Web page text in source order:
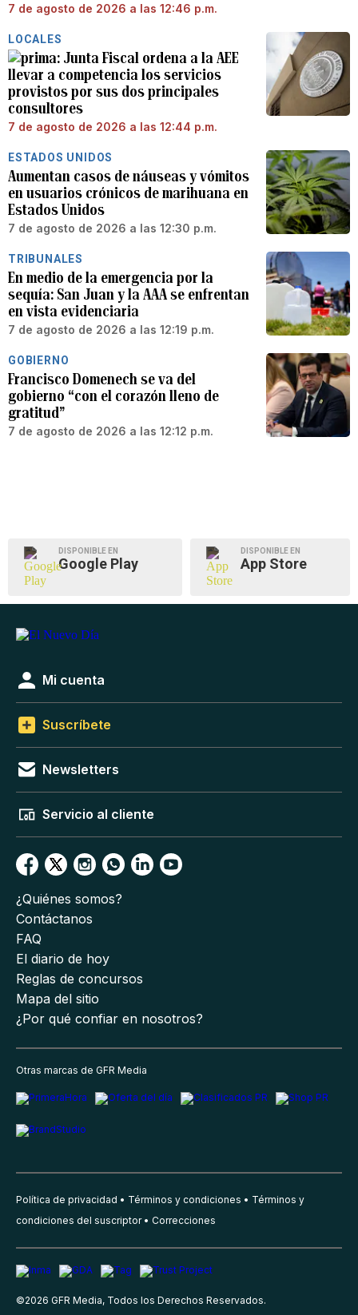
7 de agosto de 2026 a las 12:46 p.m.
LOCALES
Junta Fiscal ordena a la AEE
llevar a competencia los servicios
provistos por sus dos principales
consultores
7 de agosto de 2026 a las 12:44 p.m.
ESTADOS UNIDOS
Aumentan casos de náuseas y vómitos
en usuarios crónicos de marihuana en
Estados Unidos
7 de agosto de 2026 a las 12:30 p.m.
TRIBUNALES
En medio de la emergencia por la
sequía: San Juan y la AAA se enfrentan
en vista evidenciaria
7 de agosto de 2026 a las 12:19 p.m.
GOBIERNO
Francisco Domenech se va del
gobierno “con el corazón lleno de
gratitud”
7 de agosto de 2026 a las 12:12 p.m.
DISPONIBLE EN
Google Play
DISPONIBLE EN
App Store
Mi cuenta
Suscríbete
Newsletters
Servicio al cliente
¿Quiénes somos?
Contáctanos
FAQ
El diario de hoy
Reglas de concursos
Mapa del sitio
¿Por qué confiar en nosotros?
Otras marcas de GFR Media
Política de privacidad Términos y condiciones
Términos y
condiciones del suscriptor
Correcciones
©2026 GFR Media, Todos los Derechos Reservados.